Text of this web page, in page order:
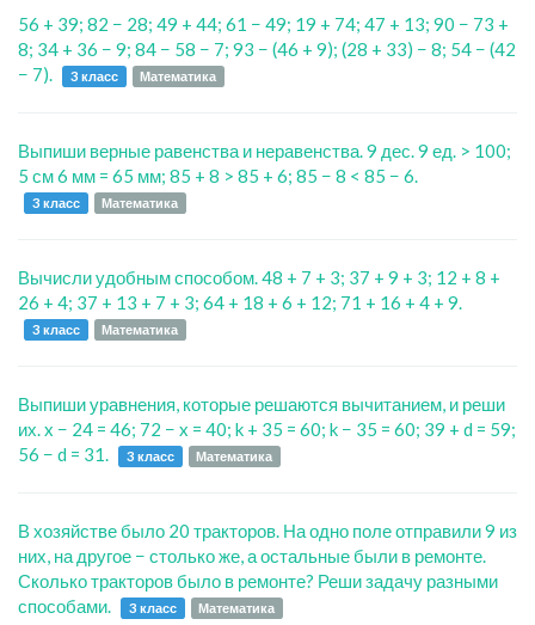
56 + 39; 82 − 28; 49 + 44; 61 − 49; 19 + 74; 47 + 13; 90 − 73 +
8; 34 + 36 − 9; 84 − 58 − 7; 93 − (46 + 9); (28 + 33) − 8; 54 − (42
− 7).
3 класс Математика
Выпиши верные равенства и неравенства. 9 дес. 9 ед. > 100;
5 см 6 мм = 65 мм; 85 + 8 > 85 + 6; 85 − 8 < 85 − 6.
3 класс Математика
Вычисли удобным способом. 48 + 7 + 3; 37 + 9 + 3; 12 + 8 +
26 + 4; 37 + 13 + 7 + 3; 64 + 18 + 6 + 12; 71 + 16 + 4 + 9.
3 класс Математика
Выпиши уравнения, которые решаются вычитанием, и реши
их. x − 24 = 46; 72 − x = 40; k + 35 = 60; k − 35 = 60; 39 + d = 59;
56 − d = 31.
3 класс Математика
В хозяйстве было 20 тракторов. На одно поле отправили 9 из
них, на другое − столько же, а остальные были в ремонте.
Сколько тракторов было в ремонте? Реши задачу разными
способами.
3 класс Математика